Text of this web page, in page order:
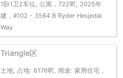
1卧1卫2车位, 公寓，722呎, 2025年
建，#102 - 3564 B Ryder Hesjedal
Way
Triangle区
土地, 占地: 6176呎, 用途: 家用住宅，